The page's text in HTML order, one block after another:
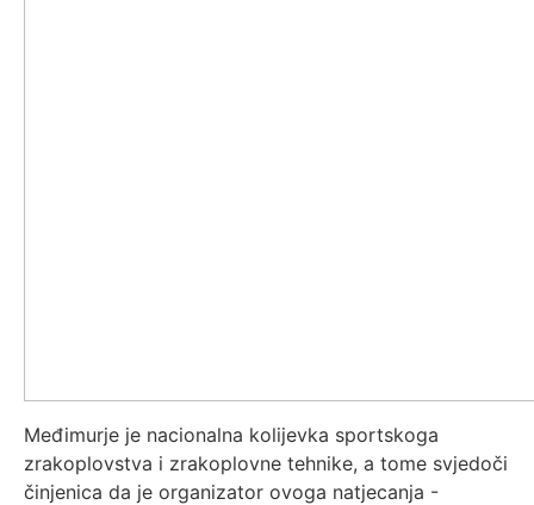
Međimurje je nacionalna kolijevka sportskoga
zrakoplovstva i zrakoplovne tehnike, a tome svjedoči
činjenica da je organizator ovoga natjecanja -